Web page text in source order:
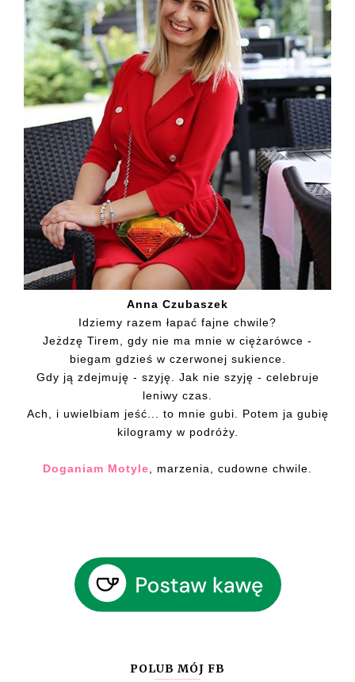
Anna Czubaszek
Idziemy razem łapać fajne chwile?
Jeżdzę Tirem, gdy nie ma mnie w ciężarówce -
biegam gdzieś w czerwonej sukience.
Gdy ją zdejmuję - szyję. Jak nie szyję - celebruje
leniwy czas.
Ach, i uwielbiam jeść... to mnie gubi. Potem ja gubię
kilogramy w podróży.
Doganiam Motyle , marzenia, cudowne chwile.
POLUB MÓJ FB